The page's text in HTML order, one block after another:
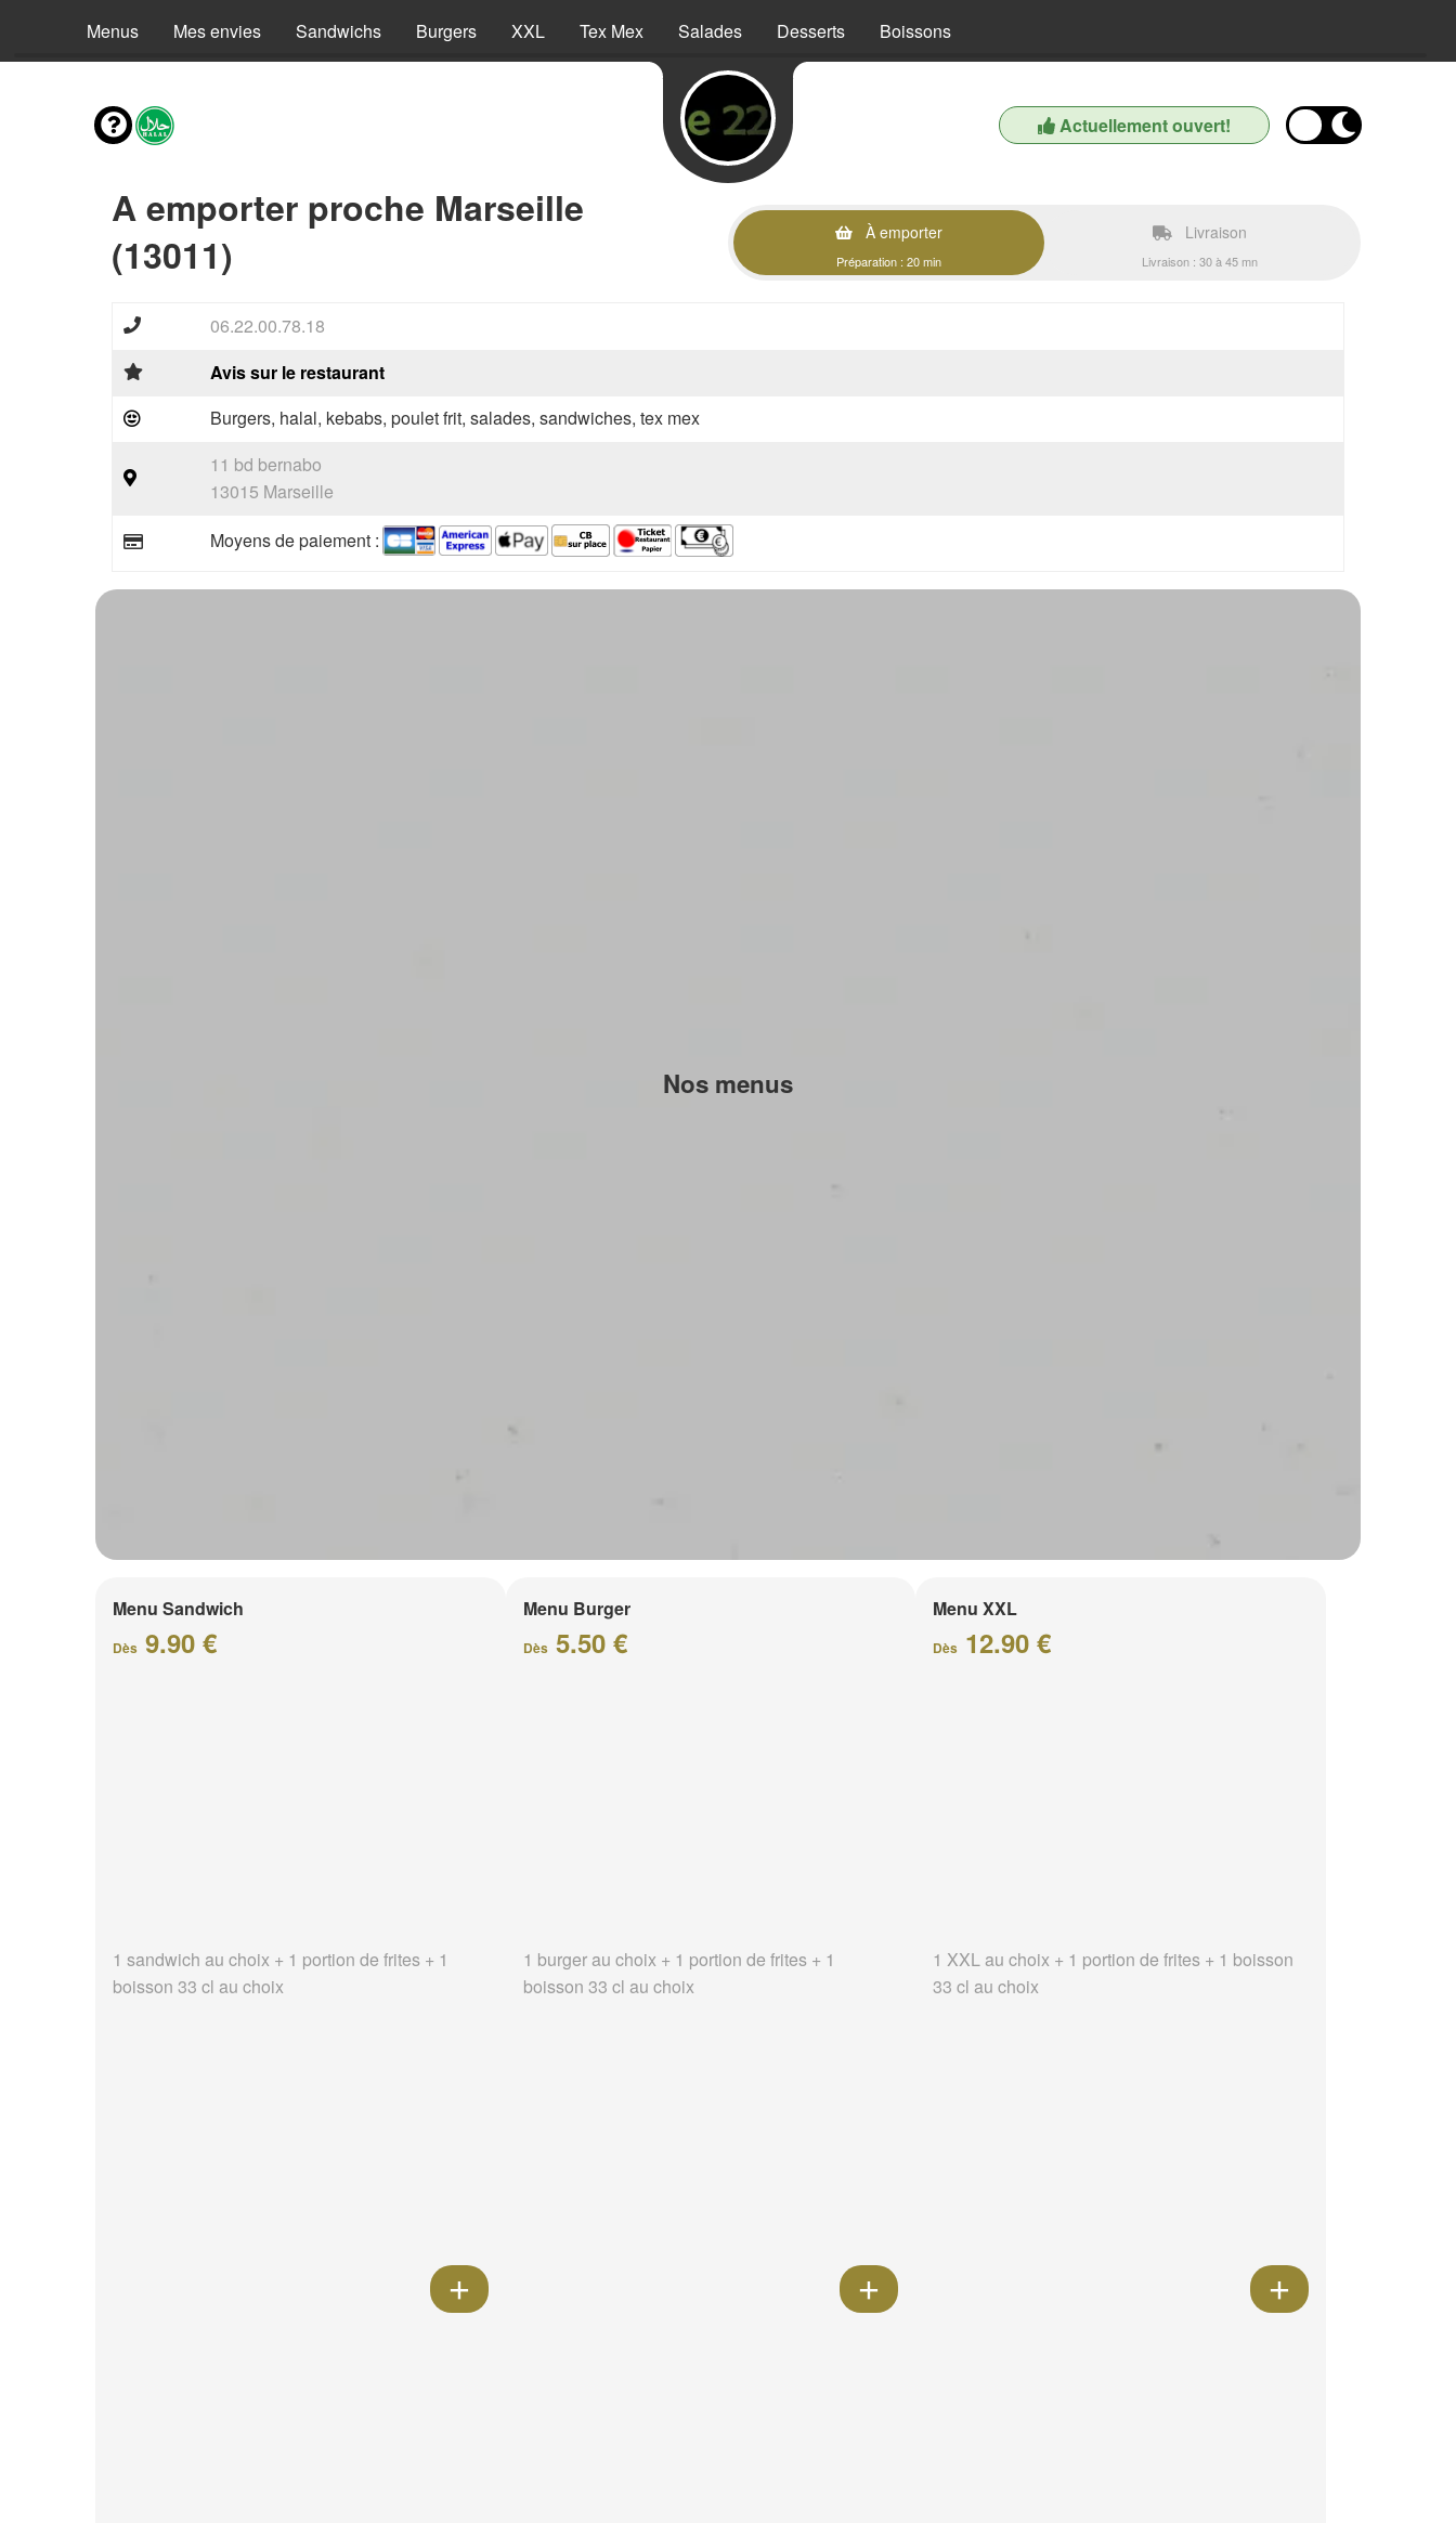
Menus Mes envies Sandwichs Burgers XXL Tex Mex Salades Desserts Boissons
Actuellement ouvert!
A emporter proche Marseille
(13011)
À emporter
Préparation : 20 min
Livraison
Livraison : 30 à 45 mn
06.22.00.78.18
Avis sur le restaurant
Burgers, halal, kebabs, poulet frit, salades, sandwiches, tex mex
11 bd bernabo
13015 Marseille
Moyens de paiement :
Nos menus
Menu Sandwich
Dès 9.90 €
1 sandwich au choix + 1 portion de frites + 1
boisson 33 cl au choix
Menu Burger
Dès5.50 €
1 burger au choix + 1 portion de frites + 1
boisson 33 cl au choix
Menu XXL
Dès 12.90 €
1 XXL au choix + 1 portion de frites + 1 boisson
33 cl au choix